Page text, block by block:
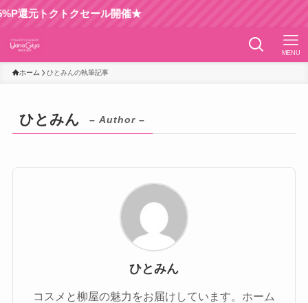
トクトクセール開催★
MENU
ホーム ひとみんの執筆記事
ひとみん – Author –
ひとみん
コスメと柳屋の魅力をお届けしています。ホーム